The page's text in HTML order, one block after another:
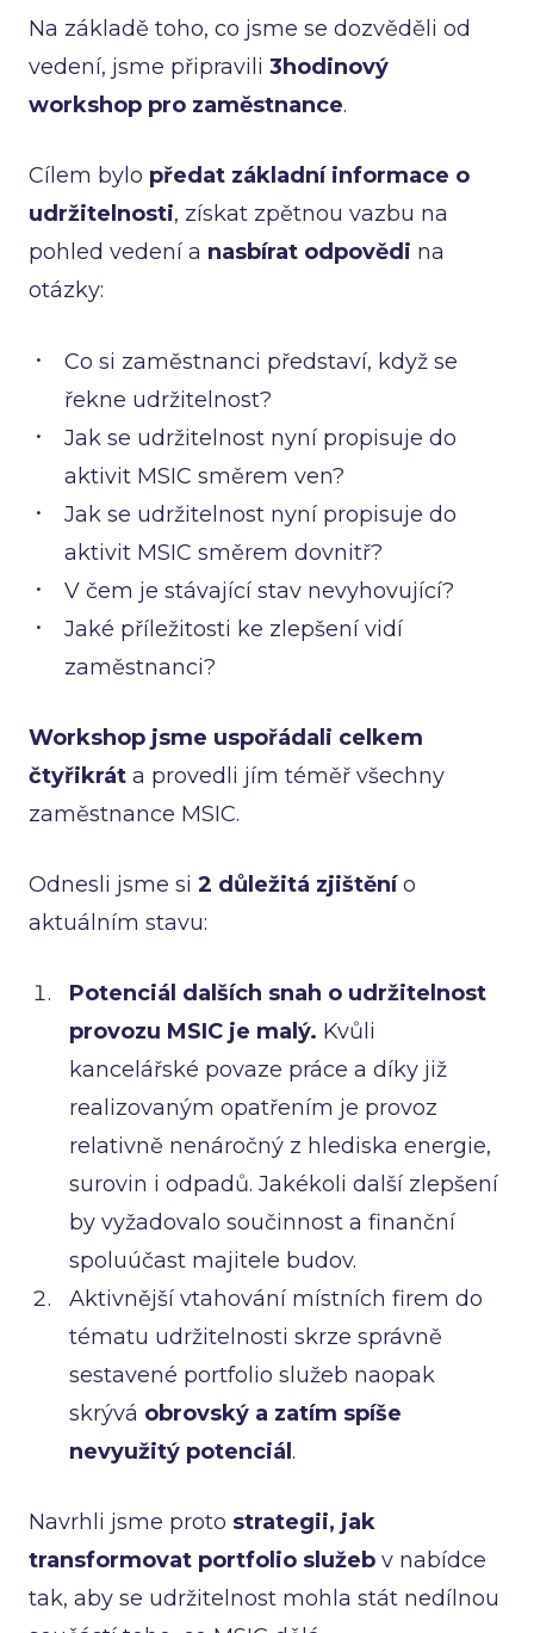
Na základě toho, co jsme se dozvěděli od
vedení, jsme připravili 3hodinový
workshop pro zaměstnance.
Cílem bylo předat základní informace o
udržitelnosti, získat zpětnou vazbu na
pohled vedení a nasbírat odpovědi na
otázky:
Co si zaměstnanci představí, když se
řekne udržitelnost?
Jak se udržitelnost nyní propisuje do
aktivit MSIC směrem ven?
Jak se udržitelnost nyní propisuje do
aktivit MSIC směrem dovnitř?
V čem je stávající stav nevyhovující?
Jaké příležitosti ke zlepšení vidí
zaměstnanci?
Workshop jsme uspořádali celkem
čtyřikrát a provedli jím téměř všechny
zaměstnance MSIC.
Odnesli jsme si 2 důležitá zjištěnío
aktuálním stavu:
Potenciál dalších snah o udržitelnost
provozu MSIC je malý. Kvůli
kancelářské povaze práce a díky již
realizovaným opatřením je provoz
relativně nenáročný z hlediska energie,
surovin i odpadů. Jakékoli další zlepšení
by vyžadovalo součinnost a finanční
spoluúčast majitele budov.
Aktivnější vtahování místních firem do
tématu udržitelnosti skrze správně
sestavené portfolio služeb naopak
skrývá obrovský a zatím spíše
nevyužitý potenciál .
Navrhli jsme proto strategii, jak
transformovat portfolio služeb v nabídce
tak, aby se udržitelnost mohla stát nedílnou